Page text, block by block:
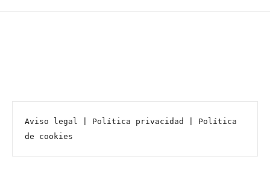
Aviso legal Política privacidad
Política
de cookies